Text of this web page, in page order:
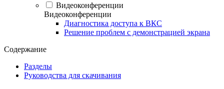
Видеоконференции
Видеоконференции
Диагностика доступа к ВКС
Решение проблем с демонстрацией экрана
Содержание
Разделы
Руководства для скачивания